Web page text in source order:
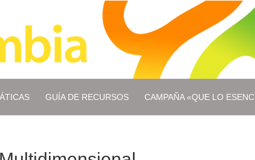
GUÍA DE RECURSOS CAMPAÑA «QUE LO